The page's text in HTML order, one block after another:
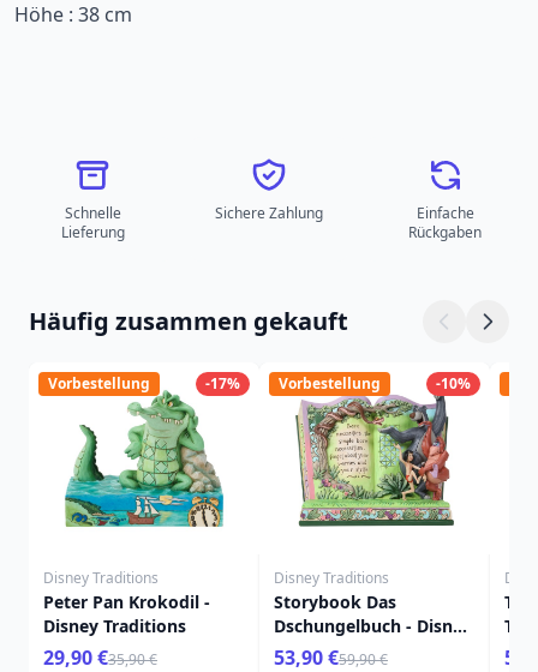
Höhe : 38 cm
Schnelle
Lieferung
Sichere Zahlung
Einfache
Rückgaben
Häufig zusammen gekauft
-17%
Vorbestellung
Disney Traditions
Peter Pan Krokodil -
Disney Traditions
29,90 €35,90 €
-10%
Vorbestellung
Disney Traditions
Storybook Das
Dschungelbuch - Disney
Traditions
53,90 €59,90 €